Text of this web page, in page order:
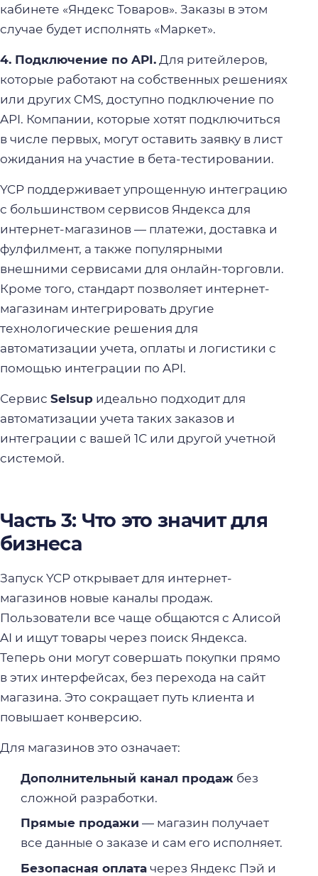
кабинете «Яндекс Товаров». Заказы в этом
случае будет исполнять «Маркет».
4. Подключение по API. Для ритейлеров,
которые работают на собственных решениях
или других CMS, доступно подключение по
API. Компании, которые хотят подключиться
в числе первых, могут оставить заявку в лист
ожидания на участие в бета-тестировании.
YCP поддерживает упрощенную интеграцию
с большинством сервисов Яндекса для
интернет-магазинов — платежи, доставка и
фулфилмент, а также популярными
внешними сервисами для онлайн-торговли.
Кроме того, стандарт позволяет интернет-
магазинам интегрировать другие
технологические решения для
автоматизации учета, оплаты и логистики с
помощью интеграции по API.
Сервис Selsup идеально подходит для
автоматизации учета таких заказов и
интеграции с вашей 1С или другой учетной
системой.
Часть 3: Что это значит для
бизнеса
Запуск YCP открывает для интернет-
магазинов новые каналы продаж.
Пользователи все чаще общаются с Алисой
AI и ищут товары через поиск Яндекса.
Теперь они могут совершать покупки прямо
в этих интерфейсах, без перехода на сайт
магазина. Это сокращает путь клиента и
повышает конверсию.
Для магазинов это означает:
Дополнительный канал продаж без
сложной разработки.
Прямые продажи — магазин получает
все данные о заказе и сам его исполняет.
Безопасная оплатачерез Яндекс Пэй и